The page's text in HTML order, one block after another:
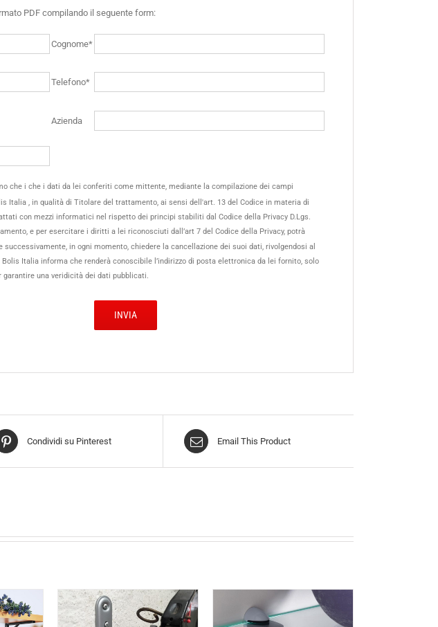
PDF compilando il seguente form:
Cognome*
Telefono*
Azienda
che i che i dati da lei conferiti come mittente, mediante la compilazione dei campi
Italia , in qualità di Titolare del trattamento, ai sensi dell'art. 13 del Codice in materia di
con mezzi informatici nel rispetto dei principi stabiliti dal Codice della Privacy D.Lgs.
e per esercitare i diritti a lei riconosciuti dall’art 7 del Codice della Privacy, potrà
in ogni momento, chiedere la cancellazione dei suoi dati, rivolgendosi al
Italia informa che renderà conoscibile l’indirizzo di posta elettronica da lei fornito, solo
una veridicità dei dati pubblicati.
Condividi su Pinterest Email This Product